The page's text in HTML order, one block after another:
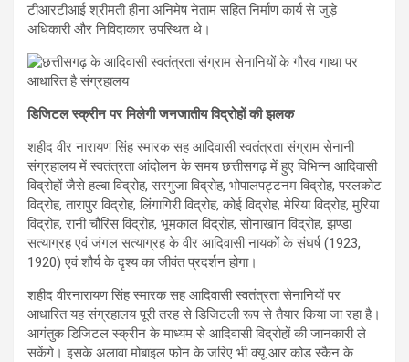
टीआरटीआई श्रीमती हीना अनिमेष नेताम सहित निर्माण कार्य से जुड़े
अधिकारी और निविदाकार उपस्थित थे।
डिजिटल स्क्रीन पर मिलेगी जनजातीय विद्रोहों की झलक
शहीद वीर नारायण सिंह स्मारक सह आदिवासी स्वतंत्रता संग्राम सेनानी
संग्रहालय में स्वतंत्रता आंदोलन के समय छत्तीसगढ़ में हुए विभिन्न आदिवासी
विद्रोहों जैसे हल्बा विद्रोह, सरगुजा विद्रोह, भोपालपट्टनम विद्रोह, परलकोट
विद्रोह, तारापुर विद्रोह, लिंगागिरी विद्रोह, कोई विद्रोह, मेरिया विद्रोह, मुरिया
विद्रोह, रानी चौरिस विद्रोह, भूमकाल विद्रोह, सोनाखान विद्रोह, झण्डा
सत्याग्रह एवं जंगल सत्याग्रह के वीर आदिवासी नायकों के संघर्ष (1923,
1920) एवं शौर्य के दृश्य का जीवंत प्रदर्शन होगा।
शहीद वीरनारायण सिंह स्मारक सह आदिवासी स्वतंत्रता सेनानियों पर
आधारित यह संग्रहालय पूरी तरह से डिजिटली रूप से तैयार किया जा रहा है।
आगंतुक डिजिटल स्क्रीन के माध्यम से आदिवासी विद्रोहों की जानकारी ले
सकेंगे। इसके अलावा मोबाइल फोन के जरिए भी क्यू आर कोड स्कैन के